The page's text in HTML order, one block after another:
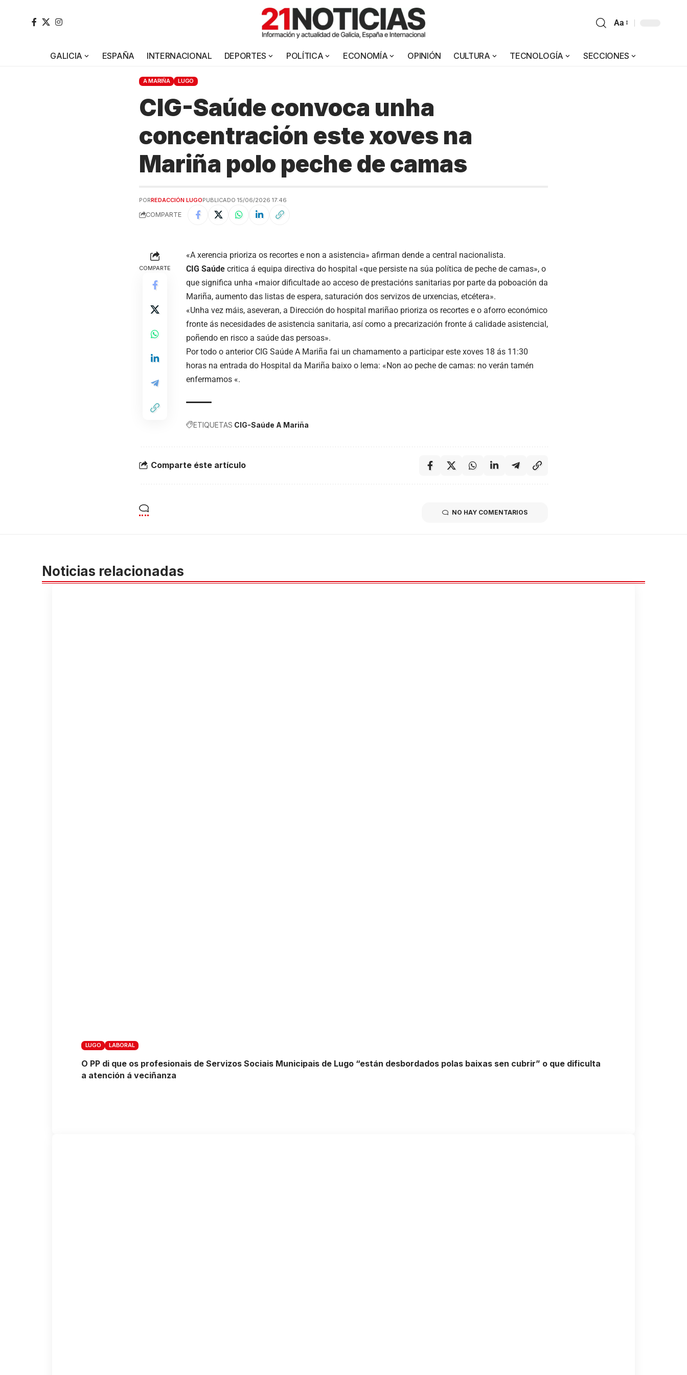
Aa
GALICIA ESPAÑA INTERNACIONAL DEPORTES POLÍTICA ECONOMÍA OPINIÓN CULTURA TECNOLOGÍA SECCIONES
A MARIÑA LUGO
CIG-Saúde convoca unha
concentración este xoves na
Mariña polo peche de camas
PORREDACCIÓN LUGOPUBLICADO 15/06/2026 17:46
COMPARTE
COMPARTE
«A xerencia prioriza os recortes e non a asistencia» afirman dende a central nacionalista.
CIG Saúde critica á equipa directiva do hospital «que persiste na súa política de peche de camas», o
que significa unha «maior dificultade ao acceso de prestacións sanitarias por parte da poboación da
Mariña, aumento das listas de espera, saturación dos servizos de urxencias, etcétera».
«Unha vez máis, aseveran, a Dirección do hospital mariñao prioriza os recortes e o aforro económico
fronte ás necesidades de asistencia sanitaria, así como a precarización fronte á calidade asistencial,
poñendo en risco a saúde das persoas».
Por todo o anterior CIG Saúde A Mariña fai un chamamento a participar este xoves 18 ás 11:30
horas na entrada do Hospital da Mariña baixo o lema: «Non ao peche de camas: no verán tamén
enfermamos «.
ETIQUETAS CIG-Saúde A Mariña
Comparte éste artículo
NO HAY COMENTARIOS
Noticias relacionadas
LUGO LABORAL
O PP di que os profesionais de Servizos Sociais Municipais de Lugo “están desbordados polas baixas sen cubrir” o que dificulta
a atención á veciñanza